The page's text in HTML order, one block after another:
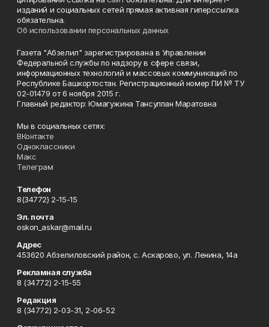
изданий и социальных сетей прямая активная гиперссылка
обязательна.
Об использовании персональных данных
Газета "Абзелил" зарегистрирована в Управлении
Федеральной службы по надзору в сфере связи,
информационных технологий и массовых коммуникаций по
Республике Башкортостан. Регистрационный номер ПИ № ТУ
02-01479 от 6 ноября 2015 г.
Главный редактор: Юмагужина Тансулпан Маратовна
Мы в социальных сетях:
ВКонтакте
Одноклассники
Макс
Телеграм
Телефон
8(34772) 2-15-15
Эл. почта
oskon_askar@mail.ru
Адрес
453620 Абзелиловский район, с. Аскарово, ул. Ленина, 14а
Рекламная служба
8 (34772) 2-15-55
Редакция
8 (34772) 2-03-31, 2-06-52